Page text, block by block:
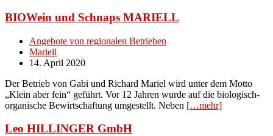
BIOWein und Schnaps MARIELL
Angebote von regionalen Betrieben
Mariell
14. April 2020
Der Betrieb von Gabi und Richard Mariel wird unter dem Motto
„Klein aber fein“ geführt. Vor 12 Jahren wurde auf die biologisch-
organische Bewirtschaftung umgestellt. Neben […mehr]
Leo HILLINGER GmbH